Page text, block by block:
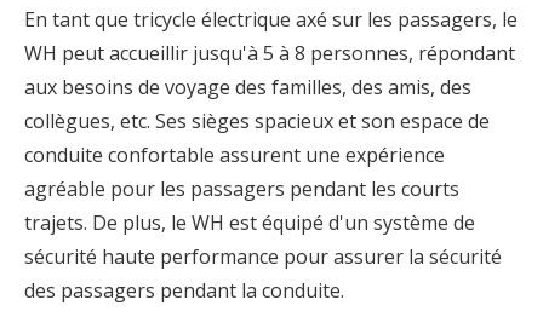
En tant que tricycle électrique axé sur les passagers, le
WH peut accueillir jusqu'à 5 à 8 personnes, répondant
aux besoins de voyage des familles, des amis, des
collègues, etc. Ses sièges spacieux et son espace de
conduite confortable assurent une expérience
agréable pour les passagers pendant les courts
trajets. De plus, le WH est équipé d'un système de
sécurité haute performance pour assurer la sécurité
des passagers pendant la conduite.